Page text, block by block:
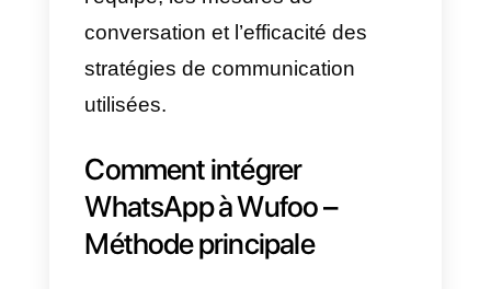
dans une solution centralisée.
Plus précisément, Callbell vous
conversations de différents
canaux de messagerie
instantanée sur un seul tableau